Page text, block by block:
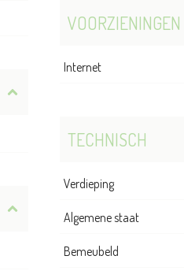
VOORZIENINGEN
Internet
TECHNISCH
Verdieping
Algemene staat
Bemeubeld